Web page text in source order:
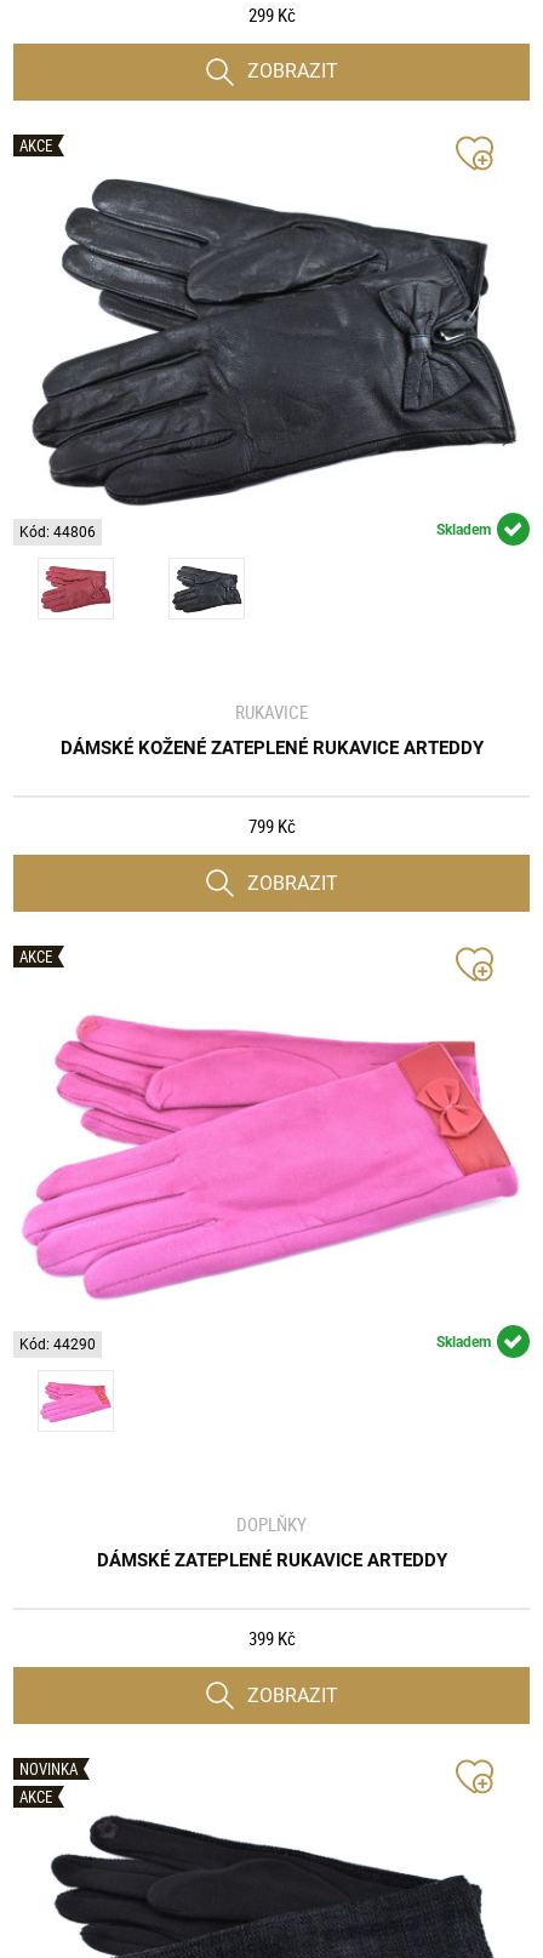
299 Kč
ZOBRAZIT
AKCE
Kód: 44806 Skladem
RUKAVICE
DÁMSKÉ KOŽENÉ ZATEPLENÉ RUKAVICE ARTEDDY
799 Kč
ZOBRAZIT
AKCE
Kód: 44290 Skladem
DOPLŇKY
DÁMSKÉ ZATEPLENÉ RUKAVICE ARTEDDY
399 Kč
ZOBRAZIT
NOVINKA
AKCE